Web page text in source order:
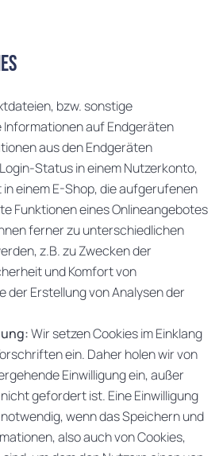
bzw. sonstige
auf Endgeräten
aus den Endgeräten
Status in einem Nutzerkonto,
einem E-Shop, die aufgerufenen
Funktionen eines Onlineangebotes
ferner zu unterschiedlichen
z.B. zu Zwecken der
und Komfort von
der Erstellung von Analysen der
Wir setzen Cookies im Einklang
ein. Daher holen wir von
Einwilligung ein, außer
gefordert ist. Eine Einwilligung
wenn das Speichern und
also auch von Cookies,